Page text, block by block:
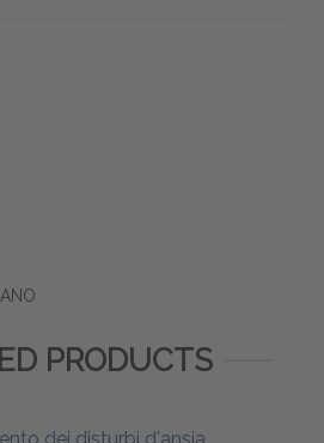
PRODUCTS